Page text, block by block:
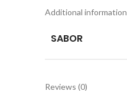
Additional information
SABOR
Reviews (0)